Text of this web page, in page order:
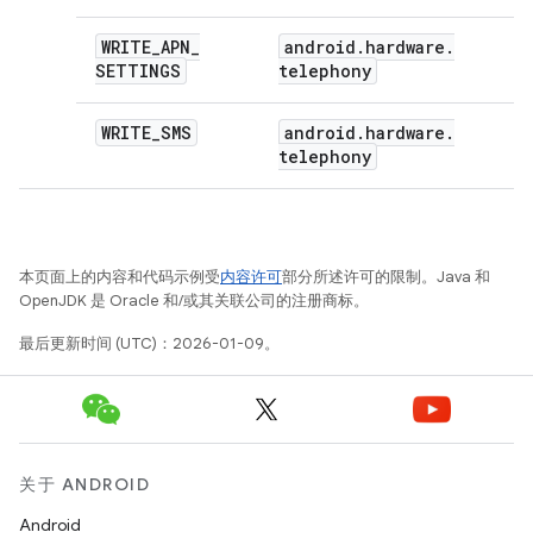
WRITE_APN_
SETTINGS
android . hardware .
telephony
WRITE_SMS android . hardware .
telephony
本页面上的内容和代码示例受内容许可部分所述许可的限制。Java 和
OpenJDK 是 Oracle 和/或其关联公司的注册商标。
最后更新时间 (UTC)：2026-01-09。
关于 ANDROID
Android